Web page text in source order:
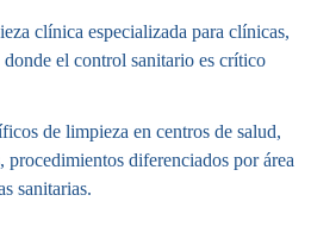
clínica especializada para clínicas,
el control sanitario es crítico
de limpieza en centros de salud,
procedimientos diferenciados por área
sanitarias.